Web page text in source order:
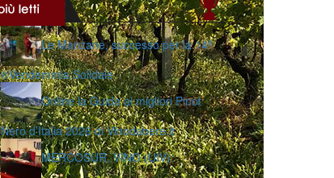
Le Manzane, successo per la 14ª
®️Vendemmia Solidale
Online la Guida ai migliori Pinot
Nero d’Italia 2026 di Vinodabere.it
MERCOSUR, VINO (UIV):